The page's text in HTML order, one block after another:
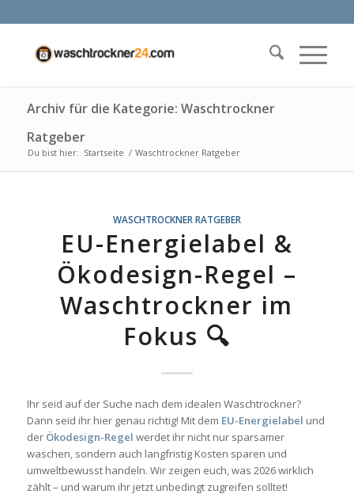
Archiv für die Kategorie: Waschtrockner
Ratgeber
Du bist hier: Startseite / Waschtrockner Ratgeber
WASCHTROCKNER RATGEBER
EU-Energielabel &
Ökodesign-Regel –
Waschtrockner im
Fokus 🔍
Ihr seid auf der Suche nach dem idealen Waschtrockner?
Dann seid ihr hier genau richtig! Mit dem EU-Energielabel und
der Ökodesign-Regel werdet ihr nicht nur sparsamer
waschen, sondern auch langfristig Kosten sparen und
umweltbewusst handeln. Wir zeigen euch, was 2026 wirklich
zählt – und warum ihr jetzt unbedingt zugreifen solltet!